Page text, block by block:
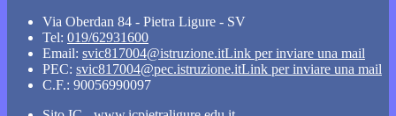
Via Oberdan 84 - Pietra Ligure - SV
Tel: 019/62931600
Email: svic817004@istruzione.itLink per inviare una mail
PEC: svic817004@pec.istruzione.itLink per inviare una mail
C.F.: 90056990097